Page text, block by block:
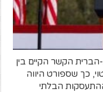
הקשר הקיים בין
כך שספורט היווה
הבלתי